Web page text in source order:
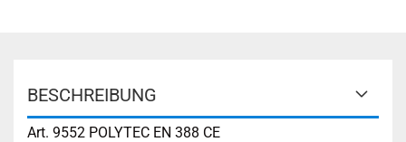
BESCHREIBUNG
Art. 9552 POLYTEC EN 388 CE